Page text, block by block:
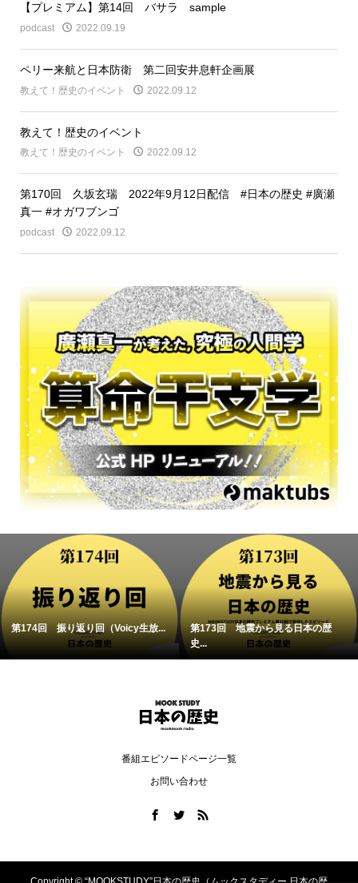
【プレミアム】第14回 バサラ sample
podcast 2022.09.19
ペリー来航と日本防衛 第二回安井息軒企画展
教えて！歴史のイベント 2022.09.12
教えて！歴史のイベント
教えて！歴史のイベント 2022.09.12
第170回 久坂玄瑞 2022年9月12日配信 #日本の歴史 #廣瀬
真一 #オガワブンゴ
podcast 2022.09.12
第174回 振り返り回（Voicy生放...
第173回 地震から見る日本の歴
史...
番組エピソードページ一覧
お問い合わせ